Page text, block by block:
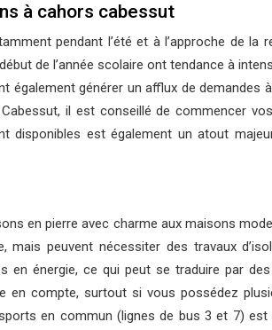
à cahors cabessut
pendant l’été et à l’approche de
de l’année scolaire ont tendance à
générer un afflux de demandes
il est conseillé de commencer
disponibles est également un atout
en pierre avec charme aux maisons
peuvent nécessiter des travaux
énergie, ce qui peut se traduire par
compte, surtout si vous possédez
en commun (lignes de bus 3 et 7)